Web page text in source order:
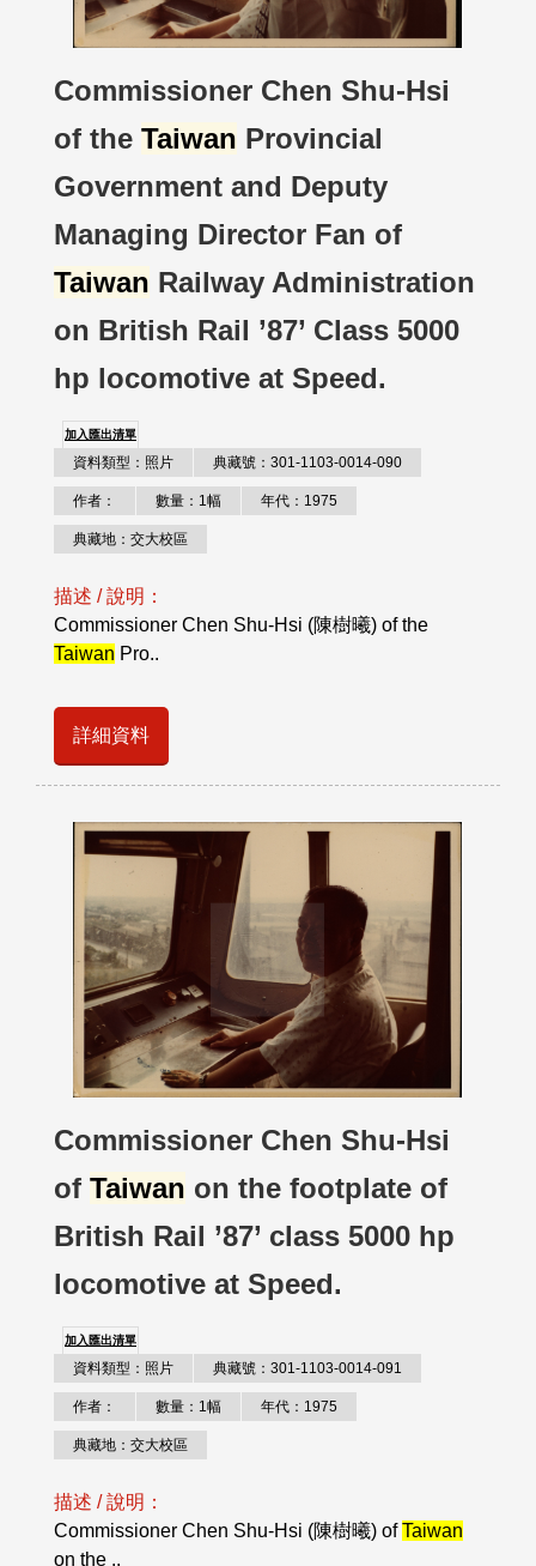
Commissioner Chen Shu-Hsi
of the Taiwan Provincial
Government and Deputy
Managing Director Fan of
Taiwan Railway Administration
on British Rail ’87’ Class 5000
hp locomotive at Speed.
加入匯出清單
資料類型：照片 典藏號：301-1103-0014-090
作者： 數量：1幅 年代：1975
典藏地：交大校區
描述 / 說明：
Commissioner Chen Shu-Hsi (陳樹曦) of the
Taiwan Pro..
詳細資料
Commissioner Chen Shu-Hsi
of Taiwan on the footplate of
British Rail ’87’ class 5000 hp
locomotive at Speed.
加入匯出清單
資料類型：照片 典藏號：301-1103-0014-091
作者： 數量：1幅 年代：1975
典藏地：交大校區
描述 / 說明：
Commissioner Chen Shu-Hsi (陳樹曦) ofTaiwan
on the ..